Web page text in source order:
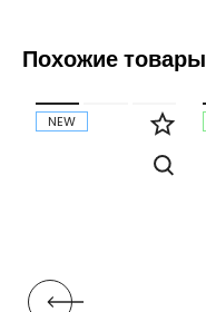
Похожие товары
NEW